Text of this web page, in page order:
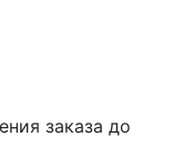
заказа до